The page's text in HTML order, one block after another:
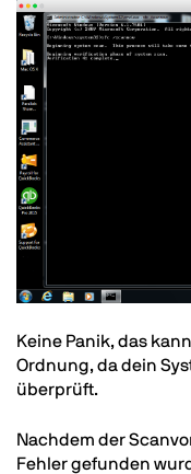
Image
Text
Keine Panik, das
Ordnung, da dein
überprüft.
Nachdem der
Fehler gefunden